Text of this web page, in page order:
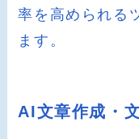
率を高められる
ます。
AI文章作成・